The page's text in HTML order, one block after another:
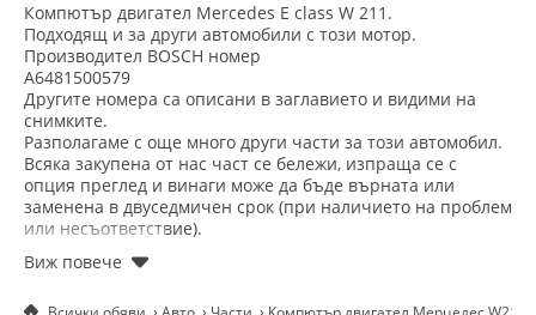
Компютър двигател Mercedes Е class W 211.
Подходящ и за други автомобили с този мотор.
Производител BOSCH номер
А6481500579
Другите номера са описани в заглавието и видими на
снимките.
Разполагаме с още много други части за този автомобил.
Всяка закупена от нас част се бележи, изпраща се с
опция преглед и винаги може да бъде върната или
заменена в двуседмичен срок (при наличието на проблем
или несъответствие).
телефон. Имате възможност да изпращате запитвания и